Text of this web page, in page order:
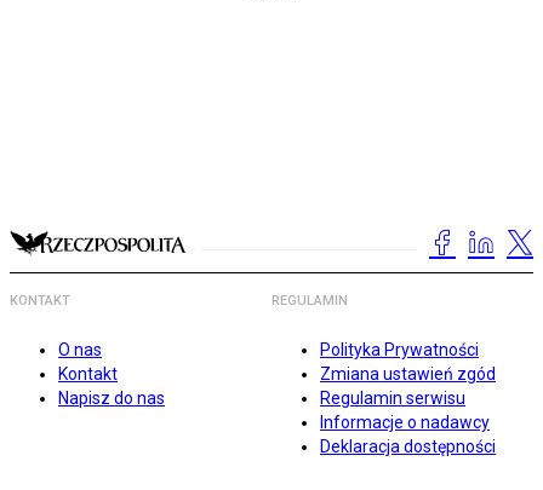
KONTAKT
O nas
Kontakt
Napisz do nas
REGULAMIN
Polityka Prywatności
Zmiana ustawień zgód
Regulamin serwisu
Informacje o nadawcy
Deklaracja dostępności